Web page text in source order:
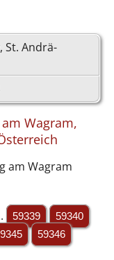
St. Andrä-
Wagram,
am Wagram
59339
59340
59346